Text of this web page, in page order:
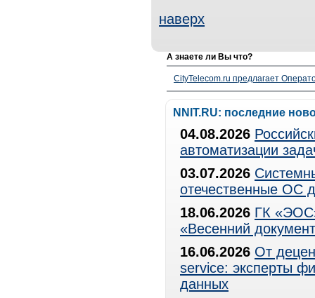
наверх
А знаете ли Вы что?
CityTelecom.ru предлагает
NNIT.RU: последние
04.08.2026
автоматизации
03.07.2026
отечественные ОС
18.06.2026 ГК
«Весенний
16.06.2026 От
service: эксперты
данных